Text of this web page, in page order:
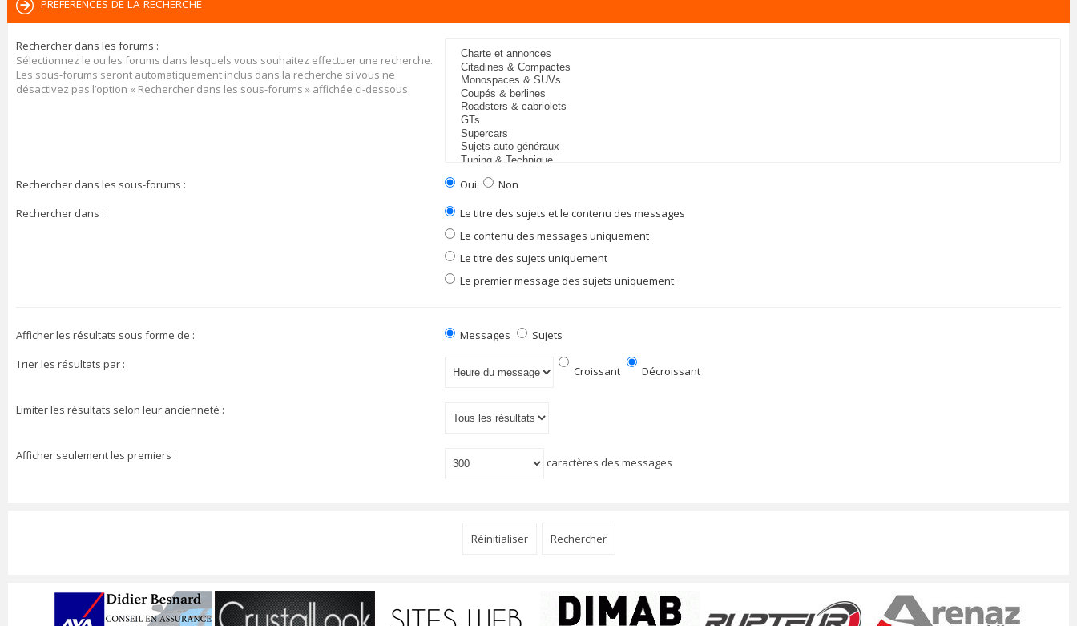
PRÉFÉRENCES DE LA RECHERCHE
Rechercher dans les forums :
Sélectionnez le ou les forums dans lesquels vous souhaitez effectuer une recherche.
Les sous-forums seront automatiquement inclus dans la recherche si vous ne
désactivez pas l’option « Rechercher dans les sous-forums » affichée ci-dessous.
Rechercher dans les sous-forums : Oui
Non
Rechercher dans :
Le titre des sujets et le contenu des messages
Le contenu des messages uniquement
Le titre des sujets uniquement
Le premier message des sujets uniquement
Afficher les résultats sous forme de : Messages
Sujets
Trier les résultats par :
Croissant Décroissant
Limiter les résultats selon leur ancienneté :
Afficher seulement les premiers : caractères des messages